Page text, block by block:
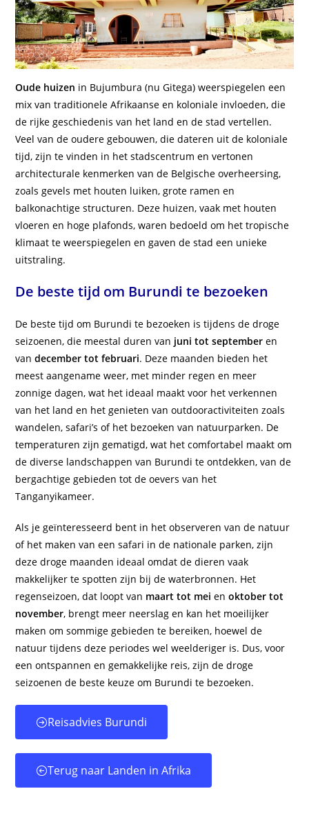
Oude huizen in Bujumbura (nu Gitega) weerspiegelen een
mix van traditionele Afrikaanse en koloniale invloeden, die
de rijke geschiedenis van het land en de stad vertellen.
Veel van de oudere gebouwen, die dateren uit de koloniale
tijd, zijn te vinden in het stadscentrum en vertonen
architecturale kenmerken van de Belgische overheersing,
zoals gevels met houten luiken, grote ramen en
balkonachtige structuren. Deze huizen, vaak met houten
vloeren en hoge plafonds, waren bedoeld om het tropische
klimaat te weerspiegelen en gaven de stad een unieke
uitstraling.
De beste tijd om Burundi te bezoeken
De beste tijd om Burundi te bezoeken is tijdens de droge
seizoenen, die meestal duren van juni tot september en
vandecember tot februari. Deze maanden bieden het
meest aangename weer, met minder regen en meer
zonnige dagen, wat het ideaal maakt voor het verkennen
van het land en het genieten van outdooractiviteiten zoals
wandelen, safari’s of het bezoeken van natuurparken. De
temperaturen zijn gematigd, wat het comfortabel maakt om
de diverse landschappen van Burundi te ontdekken, van de
bergachtige gebieden tot de oevers van het
Tanganyikameer.
Als je geïnteresseerd bent in het observeren van de natuur
of het maken van een safari in de nationale parken, zijn
deze droge maanden ideaal omdat de dieren vaak
makkelijker te spotten zijn bij de waterbronnen. Het
regenseizoen, dat loopt van maart tot mei enoktober tot
november, brengt meer neerslag en kan het moeilijker
maken om sommige gebieden te bereiken, hoewel de
natuur tijdens deze periodes wel weelderiger is. Dus, voor
een ontspannen en gemakkelijke reis, zijn de droge
seizoenen de beste keuze om Burundi te bezoeken.
Reisadvies Burundi
Terug naar Landen in Afrika